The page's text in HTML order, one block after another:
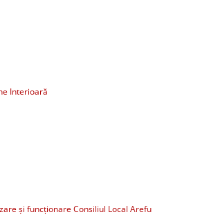
Interioară
și funcționare Consiliul Local Arefu